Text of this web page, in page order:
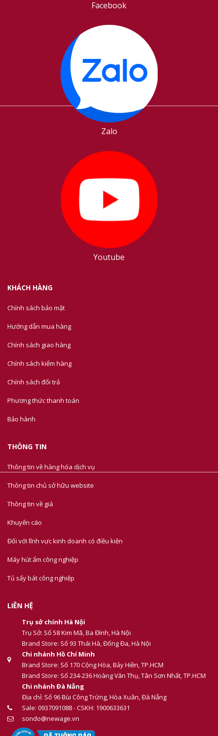
Facebook
Zalo
Youtube
KHÁCH HÀNG
Chính sách bảo mật
Hướng dẫn mua hàng
Chính sách giao hàng
Chính sách kiểm hàng
Chính sách đổi trả
Phương thức thanh toán
Bảo hành
THÔNG TIN
Thông tin về hàng hóa dịch vụ
Thông tin chủ sở hữu website
Thông tin về giá
Khuyến cáo
Đối với lĩnh vực kinh doanh có điều kiện
Máy hút ẩm công nghiệp
Tủ sấy bát công nghiệp
LIÊN HỆ
Trụ sở chính Hà Nội
Trụ Sở: Số 58 Kim Mã, Ba Đình, Hà Nội
Brand Store: Số 93 Thái Hà, Đống Đa, Hà Nội
Chi nhánh Hồ Chí Minh
Brand Store: Số 170 Cộng Hòa, Bảy Hiền, TP.HCM
Brand Store: Số 234-236 Hoàng Văn Thụ, Tân Sơn Nhất, TP.HCM
Chi nhánh Đà Nẵng
Địa chỉ: Số 96 Bùi Công Trừng, Hòa Xuân, Đà Nẵng
Sale: 0937091088 - CSKH: 1900633631
sondo@newage.vn